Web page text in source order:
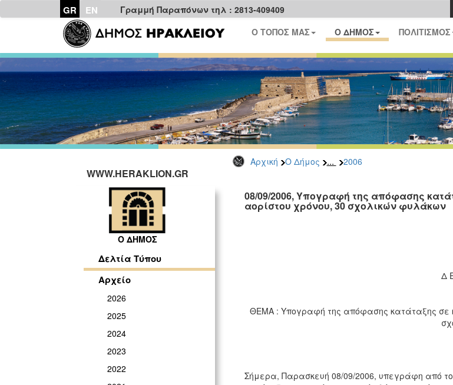
GR EN Γραμμή Παραπόνων τηλ : 2813-409409
Ο ΤΟΠΟΣ ΜΑΣ Ο ΔΗΜΟΣ ΠΟΛΙΤΙΣΜΟΣ
Αρχική Ο Δήμος ... 2006
WWW.HERAKLION.GR
Ο ΔΗΜΟΣ
Δελτία Τύπου
Αρχείο
2026
2025
2024
2023
2022
08/09/2006, Υπογραφή της απόφασης
αορίστου χρόνου, 30 σχολικών φυλάκων
Δ
ΘΕΜΑ : Υπογραφή της απόφασης κατάταξης σε
Σήμερα, Παρασκευή 08/09/2006, υπεγράφη από